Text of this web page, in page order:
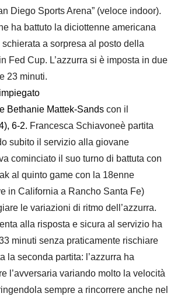
Diego Sports Arena” (veloce indoor).
ha battuto la diciottenne americana
a sorpresa al posto della
Fed Cup. L’azzurra si è imposta in due
23 minuti.
Bethanie Mattek-Sands con il
6-2. Francesca Schiavoneè partita
subito il servizio alla giovane
cominciato il suo turno di battuta con
al quinto game con la 18enne
in California a Rancho Santa Fe)
le variazioni di ritmo dell’azzurra.
alla risposta e sicura al servizio ha
minuti senza praticamente rischiare
la seconda partita: l’azzurra ha
l’avversaria variando molto la velocità
sempre a rincorrere anche nel